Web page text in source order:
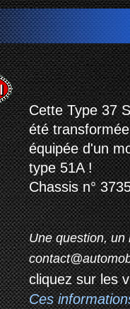
Cette Type 37
été
équipée d'un
type 51A !
Chassis n°
Une question, un
cliquez sur les
Ces